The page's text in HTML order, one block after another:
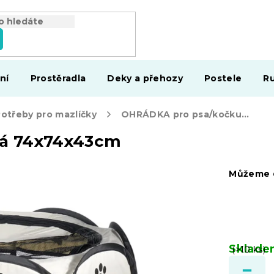
Prostěradla Deky a přehozy Postele
pro mazlíčky OHRÁDKA pro psa/kočku šedá 74x74x43cm
74x74x43cm
(>10 ks)